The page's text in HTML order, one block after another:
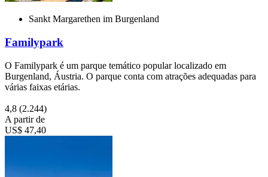
Sankt Margarethen im Burgenland
Familypark
O Familypark é um parque temático popular localizado em
Burgenland, Áustria. O parque conta com atrações adequadas para
várias faixas etárias.
4,8 (2.244)
A partir de
US$ 47,40